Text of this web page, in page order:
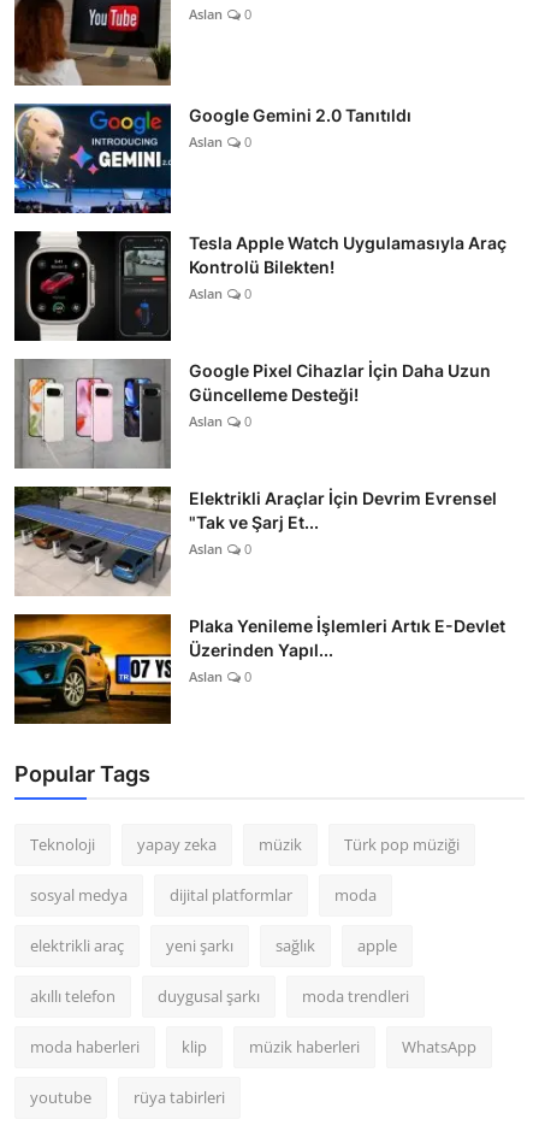
Aslan 0
Google Gemini 2.0 Tanıtıldı
Aslan 0
Tesla Apple Watch Uygulamasıyla Araç
Kontrolü Bilekten!
Aslan 0
Google Pixel Cihazlar İçin Daha Uzun
Güncelleme Desteği!
Aslan 0
Elektrikli Araçlar İçin Devrim Evrensel
"Tak ve Şarj Et...
Aslan 0
Plaka Yenileme İşlemleri Artık E-Devlet
Üzerinden Yapıl...
Aslan 0
Popular Tags
Teknoloji yapay zeka müzik Türk pop müziği
sosyal medya dijital platformlar moda
elektrikli araç yeni şarkı sağlık apple
akıllı telefon duygusal şarkı moda trendleri
moda haberleri klip müzik haberleri WhatsApp
youtube rüya tabirleri